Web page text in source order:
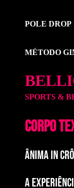
POLE DROP
MÉTODO
SPORTS &
CORPO
ÂNIMA IN
A